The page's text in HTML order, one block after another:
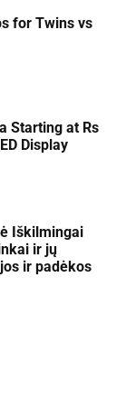
for Twins vs
Starting at Rs
Display
Iškilmingai
ir jų
ir padėkos